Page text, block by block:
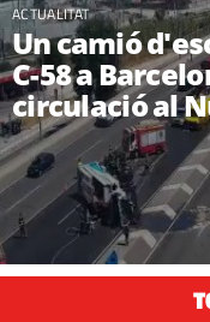
ACTUALITAT
Un camió
C-58 a
circulació al